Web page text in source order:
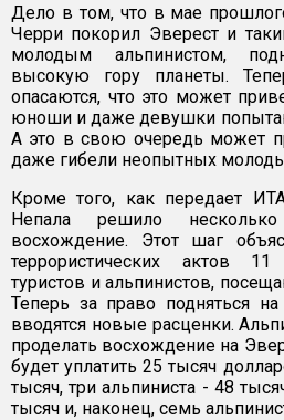
Дело в том, что в мае
Черри покорил Эверест и
молодым альпинистом,
высокую гору планеты.
опасаются, что это может
юноши и даже девушки
А это в свою очередь может
даже гибели неопытных
Кроме того, как передает
Непала решило
восхождение. Этот шаг
террористических актов 11
туристов и альпинистов,
Теперь за право подняться
вводятся новые расценки.
проделать восхождение на
будет уплатить 25 тысяч
тысяч, три альпиниста - 48
тысяч и, наконец, семь